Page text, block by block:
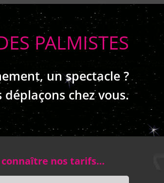
PALMISTES
un spectacle ?
déplaçons chez vous.
connaître nos tarifs…